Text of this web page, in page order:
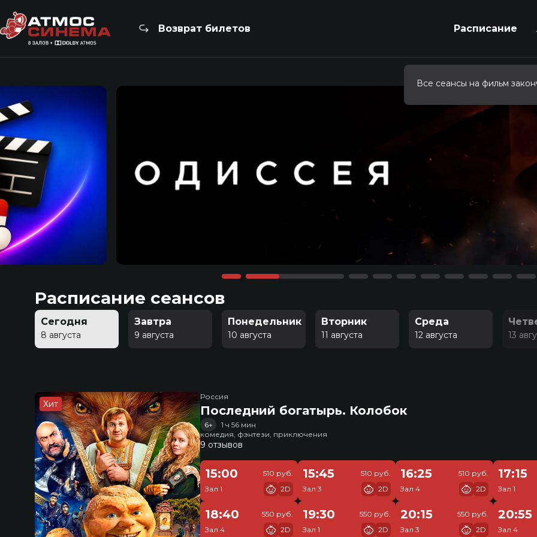
Возврат билетов Расписание
Расписание сеансов
Сегодня
8 августа
Завтра
9 августа
Понедельник
10 августа
Вторник
11 августа
Среда
12 августа 13
Хит
Россия
Последний богатырь. Колобок
6+
1 ч 56 мин
комедия, фэнтези, приключения
9 отзывов
15:00
Зал 1
510 руб.
2D
15:45
Зал 3
510 руб.
2D
16:25
Зал 4
510 руб.
2D
17:15
Зал 1
18:40
Зал 4
550 руб.
2D
19:30
Зал 1
550 руб.
2D
20:15
Зал 3
550 руб.
2D
20:55
Зал 4
Все сеансы на фильм